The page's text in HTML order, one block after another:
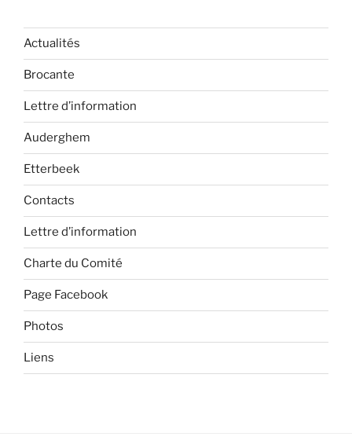
Actualités
Brocante
Lettre d’information
Auderghem
Etterbeek
Contacts
Lettre d’information
Charte du Comité
Page Facebook
Photos
Liens